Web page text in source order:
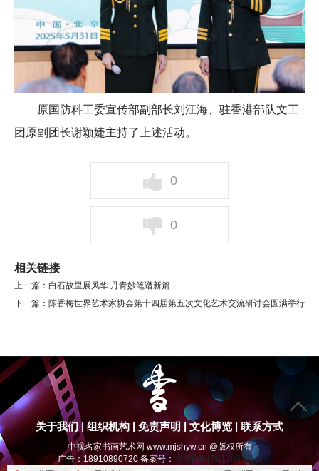
原国防科工委宣传部副部长刘江海、驻香港部队文工
团原副团长谢颖婕主持了上述活动。
0
0
相关链接
上一篇： 白石故里展风华 丹青妙笔谱新篇
下一篇： 陈香梅世界艺术家协会第十四届第五次文化艺术交流研讨会圆满举行
关于我们| 组织机构 免责声明 |文化博览 联系方式
中视名家书画艺术网 www.mjshyw.cn @版权所有
广告：18910890720 备案号： 京ICP备15017033号-4